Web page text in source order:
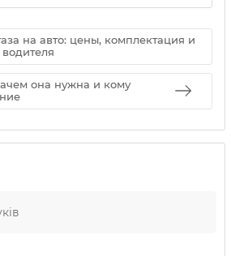
на авто: цены, комплектация и
она нужна и кому